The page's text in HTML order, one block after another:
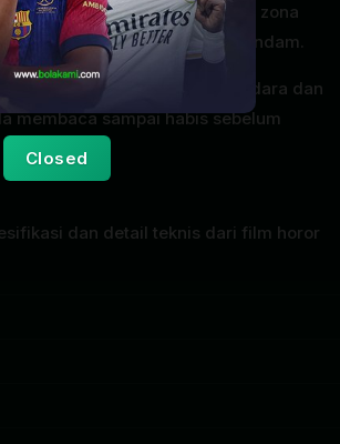
Closed
ternamaFedi Nurilkeluar dari zona
yang putus asa dan penuh dendam.
pemain lengkap, profil sutradara dan
membaca sampai habis sebelum
dan detail teknis dari film horor